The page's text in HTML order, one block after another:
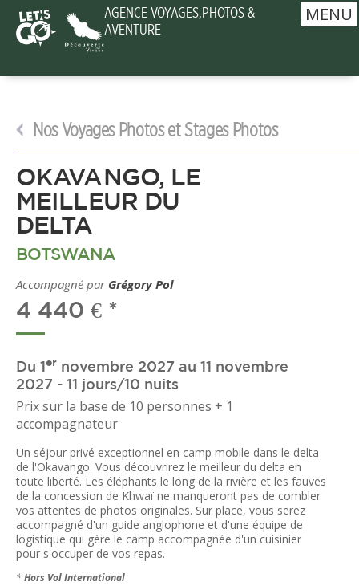
AGENCE VOYAGES,PHOTOS &
AVENTURE
MENU
Nos Voyages Photos et Stages Photos
OKAVANGO, LE
MEILLEUR DU
DELTA
BOTSWANA
Accompagné par Grégory Pol
4 440 € *
Du 1 er novembre 2027 au 11 novembre
2027 - 11 jours/10 nuits
Prix sur la base de 10 personnes + 1
accompagnateur
Un séjour privé exceptionnel en camp mobile dans le delta
de l'Okavango. Vous découvrirez le meilleur du delta en
toute liberté. Les éléphants le long de la rivière et les fauves
de la concession de Khwaï ne manqueront pas de combler
vos attentes de photos originales. Sur place, vous serez
accompagné d'un guide anglophone et d'une équipe de
logistique qui gère le camp accompagnée d'un cuisinier
pour s'occuper de vos repas.
*Hors Vol International